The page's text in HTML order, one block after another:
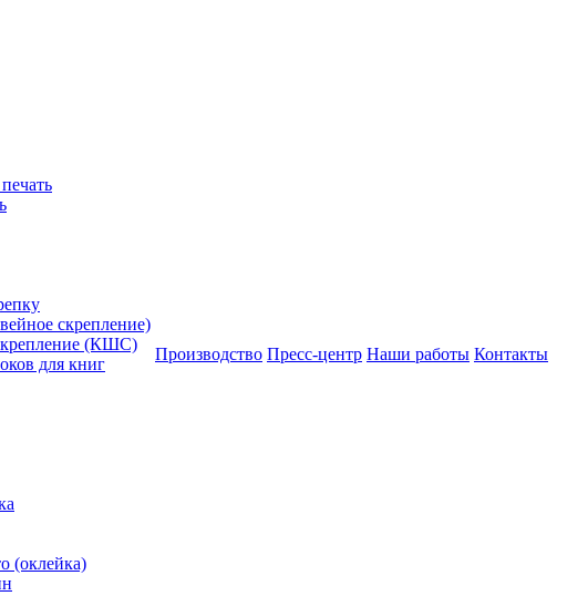
скрепление)
(КШС)
для книг
(оклейка)
Производство Пресс-центр Наши работы Контакты